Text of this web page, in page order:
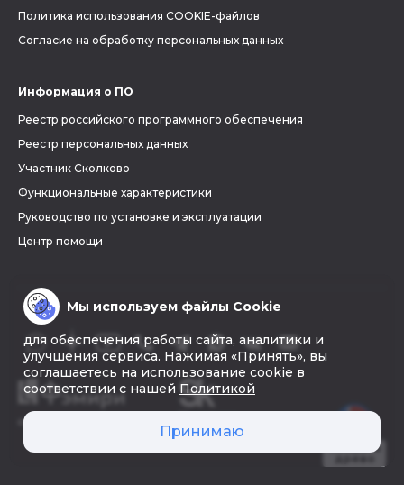
Политика использования COOKIE-файлов
Согласие на обработку персональных данных
Информация о ПО
Реестр российского программного обеспечения
Реестр персональных данных
Участник Сколково
Функциональные характеристики
Руководство по установке и эксплуатации
Центр помощи
© 2026 «Фэмири»
Мы используем файлы Cookie
для обеспечения работы сайта, аналитики и
улучшения сервиса. Нажимая «Принять», вы
соглашаетесь на использование cookie в
соответствии с нашей Политикой
Принимаю
Создать